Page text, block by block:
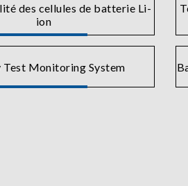
des cellules de batterie Li-
ion
Monitoring System